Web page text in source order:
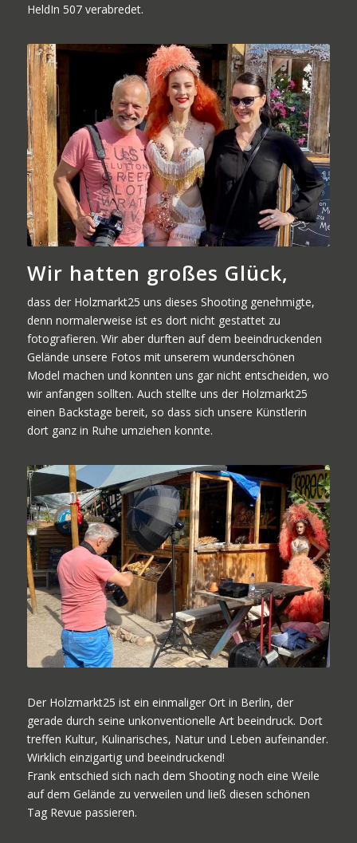
HeldIn 507verabredet.
Wir hatten großes Glück,
dass der Holzmarkt25 uns dieses Shooting genehmigte,
denn normalerweise ist es dort nicht gestattet zu
fotografieren. Wir aber durften auf dem beeindruckenden
Gelände unsere Fotos mit unserem wunderschönen
Model machen und konnten uns gar nicht entscheiden, wo
wir anfangen sollten. Auch stellte uns der Holzmarkt25
einen Backstage bereit, so dass sich unsere Künstlerin
dort ganz in Ruhe umziehen konnte.
Der Holzmarkt25 ist ein einmaliger Ort in Berlin, der
gerade durch seine unkonventionelle Art beeindruck. Dort
treffen Kultur, Kulinarisches, Natur und Leben aufeinander.
Wirklich einzigartig und beeindruckend!
Frank entschied sich nach dem Shooting noch eine Weile
auf dem Gelände zu verweilen und ließ diesen schönen
Tag Revue passieren.